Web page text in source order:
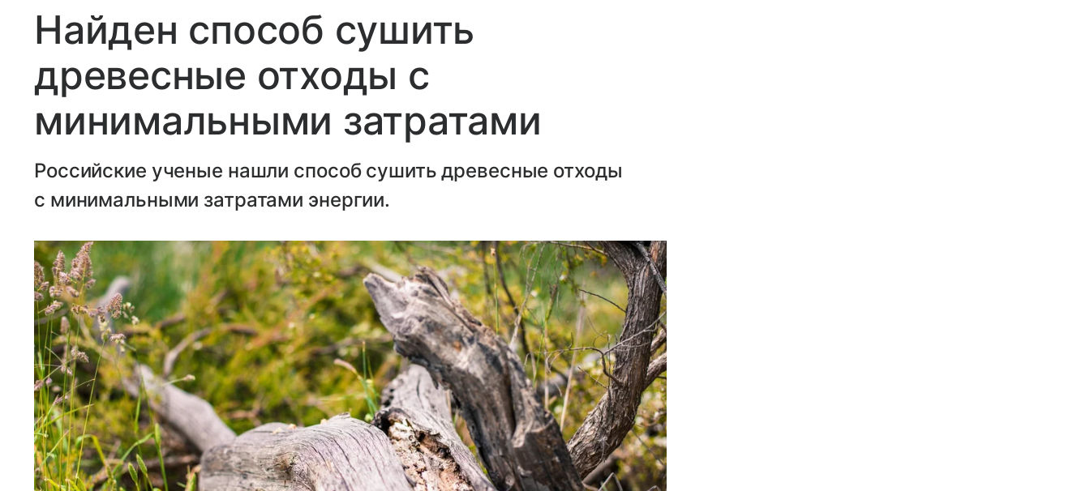
Найден способ сушить
древесные отходы с
минимальными затратами
Российские ученые нашли способ сушить древесные отходы
с минимальными затратами энергии.